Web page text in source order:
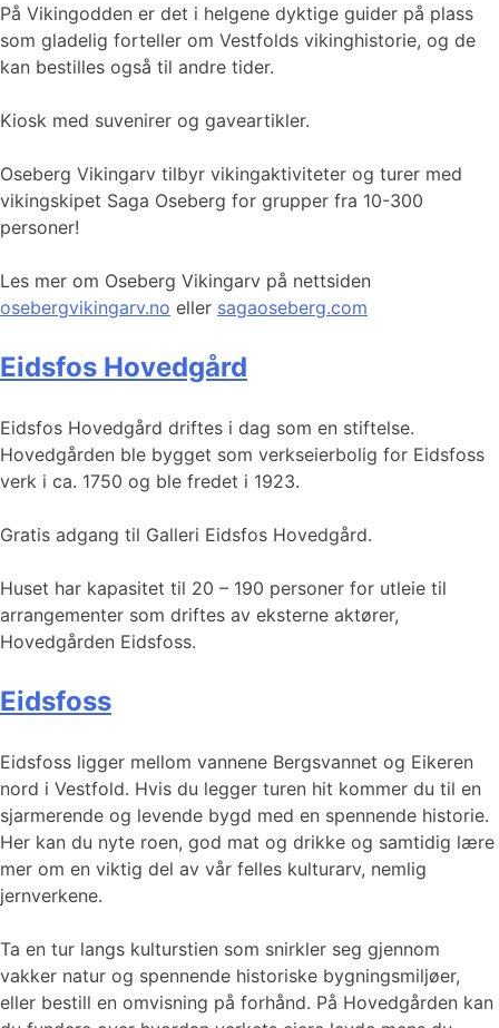
På Vikingodden er det i helgene dyktige guider på plass
som gladelig forteller om Vestfolds vikinghistorie, og de
kan bestilles også til andre tider.
Kiosk med suvenirer og gaveartikler.
Oseberg Vikingarv tilbyr vikingaktiviteter og turer med
vikingskipet Saga Oseberg for grupper fra 10-300
personer!
Les mer om Oseberg Vikingarv på nettsiden
osebergvikingarv.no eller sagaoseberg.com
Eidsfos Hovedgård
Eidsfos Hovedgård driftes i dag som en stiftelse.
Hovedgården ble bygget som verkseierbolig for Eidsfoss
verk i ca. 1750 og ble fredet i 1923.
Gratis adgang til Galleri Eidsfos Hovedgård.
Huset har kapasitet til 20 – 190 personer for utleie til
arrangementer som driftes av eksterne aktører,
Hovedgården Eidsfoss.
Eidsfoss
Eidsfoss ligger mellom vannene Bergsvannet og Eikeren
nord i Vestfold. Hvis du legger turen hit kommer du til en
sjarmerende og levende bygd med en spennende historie.
Her kan du nyte roen, god mat og drikke og samtidig lære
mer om en viktig del av vår felles kulturarv, nemlig
jernverkene.
Ta en tur langs kulturstien som snirkler seg gjennom
vakker natur og spennende historiske bygningsmiljøer,
eller bestill en omvisning på forhånd. På Hovedgården kan